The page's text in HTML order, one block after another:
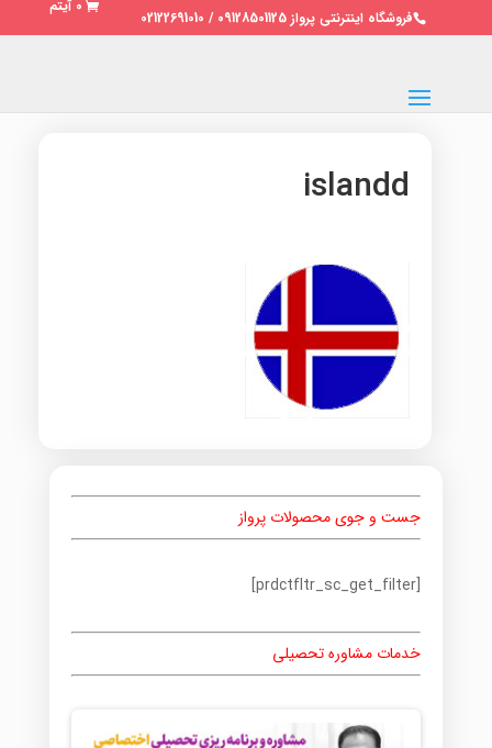
فروشگاه اینترنتی پرواز 09128501125 / 02122691010
0 آیتم
islandd
جست و جوی محصولات پرواز
[prdctfltr_sc_get_filter]
خدمات مشاوره تحصیلی